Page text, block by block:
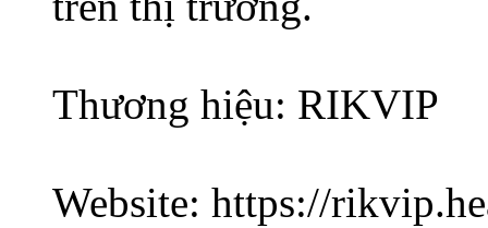
Thương hiệu: RIKVIP
Website: https://